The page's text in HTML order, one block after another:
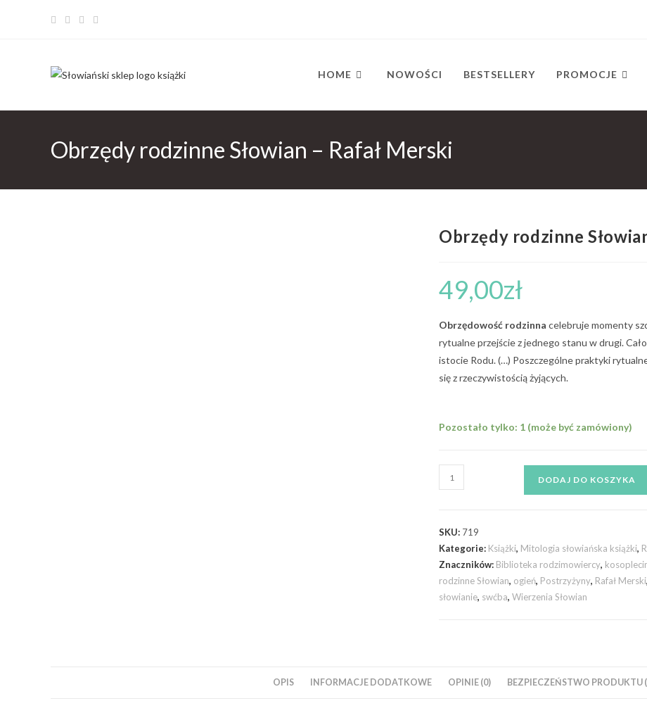
HOME NOWOŚCI BESTSELLERY PROMOCJE
Obrzędy rodzinne Słowian – Rafał Merski
Obrzędy rodzinne
49,00zł
Obrzędowość rodzinna celebruje momenty
rytualne przejście z jednego stanu w drugi.
istocie Rodu. (…) Poszczególne praktyki
się z rzeczywistością żyjących.
Pozostało tylko: 1 (może być zamówiony)
DODAJ DO KOSZYKA
SKU: 719
Kategorie: Książki, Mitologia słowiańska książki,
Znaczników: Biblioteka rodzimowiercy,
rodzinne Słowian, ogień, Postrzyżyny, Rafał Merski,
słowianie, swćba, Wierzenia Słowian
OPIS INFORMACJE DODATKOWE OPINIE (0) BEZPIECZEŃSTWO PRODUKTU